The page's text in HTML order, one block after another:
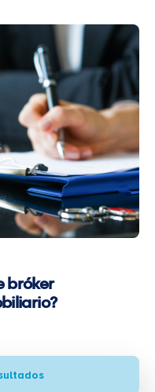
bróker